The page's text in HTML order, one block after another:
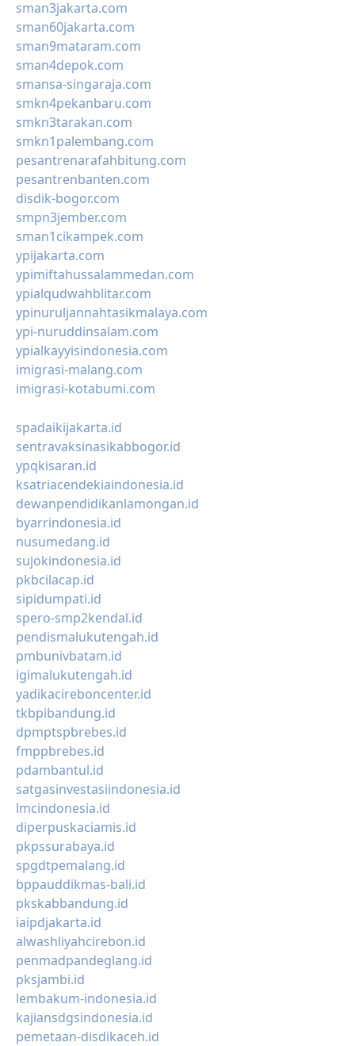
sman3jakarta.com
sman60jakarta.com
sman9mataram.com
sman4depok.com
smansa-singaraja.com
smkn4pekanbaru.com
smkn3tarakan.com
smkn1palembang.com
pesantrenarafahbitung.com
pesantrenbanten.com
disdik-bogor.com
smpn3jember.com
sman1cikampek.com
ypijakarta.com
ypimiftahussalammedan.com
ypialqudwahblitar.com
ypinuruljannahtasikmalaya.com
ypi-nuruddinsalam.com
ypialkayyisindonesia.com
imigrasi-malang.com
imigrasi-kotabumi.com
spadaikijakarta.id
sentravaksinasikabbogor.id
ypqkisaran.id
ksatriacendekiaindonesia.id
dewanpendidikanlamongan.id
byarrindonesia.id
nusumedang.id
sujokindonesia.id
pkbcilacap.id
sipidumpati.id
spero-smp2kendal.id
pendismalukutengah.id
pmbunivbatam.id
igimalukutengah.id
yadikacireboncenter.id
tkbpibandung.id
dpmptspbrebes.id
fmppbrebes.id
pdambantul.id
satgasinvestasiindonesia.id
lmcindonesia.id
diperpuskaciamis.id
pkpssurabaya.id
spgdtpemalang.id
bppauddikmas-bali.id
pkskabbandung.id
iaipdjakarta.id
alwashliyahcirebon.id
penmadpandeglang.id
pksjambi.id
lembakum-indonesia.id
kajiansdgsindonesia.id
pemetaan-disdikaceh.id